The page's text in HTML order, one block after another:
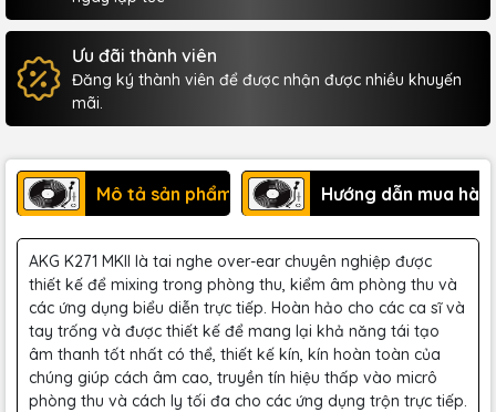
Ưu đãi thành viên
Đăng ký thành viên để được nhận được nhiều khuyến
mãi.
Mô tả sản phẩm Hướng dẫn mua
AKG K271 MKII là tai nghe over-ear chuyên nghiệp được
thiết kế để mixing trong phòng thu, kiểm âm phòng thu và
các ứng dụng biểu diễn trực tiếp. Hoàn hảo cho các ca sĩ và
tay trống và được thiết kế để mang lại khả năng tái tạo
âm thanh tốt nhất có thể, thiết kế kín, kín hoàn toàn của
chúng giúp cách âm cao, truyền tín hiệu thấp vào micrô
phòng thu và cách ly tối đa cho các ứng dụng trộn trực tiếp.